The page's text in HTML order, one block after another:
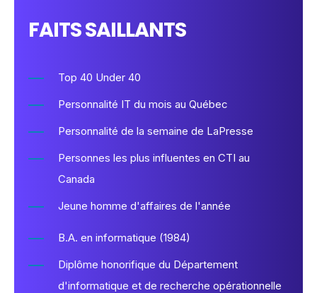
FAITS SAILLANTS
Top 40 Under 40
Personnalité IT du mois au Québec
Personnalité de la semaine de LaPresse
Personnes les plus influentes en CTI au
Canada
Jeune homme d'affaires de l'année
B.A. en informatique (1984)
Diplôme honorifique du Département
d'informatique et de recherche opérationnelle